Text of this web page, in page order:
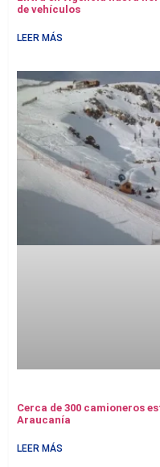
de vehículos
LEER MÁS
Cerca de 300 camioneros
Araucanía
LEER MÁS